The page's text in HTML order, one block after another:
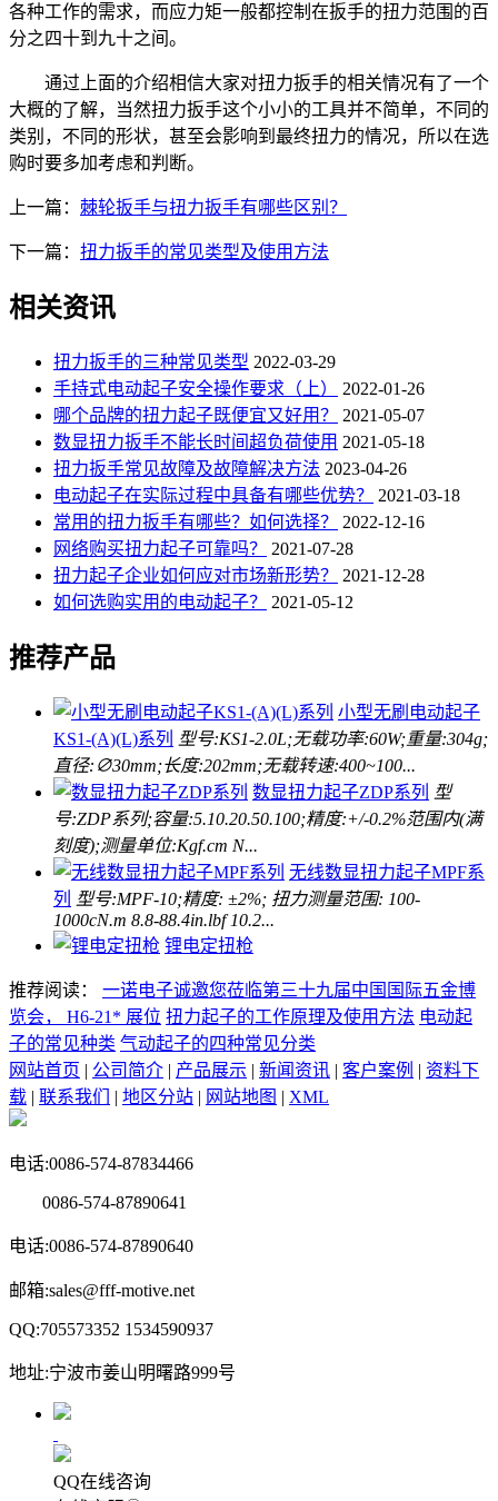
各种工作的需求，而应力矩一般都控制在扳手的扭力范围的百
分之四十到九十之间。
通过上面的介绍相信大家对扭力扳手的相关情况有了一个
大概的了解，当然扭力扳手这个小小的工具并不简单，不同的
类别，不同的形状，甚至会影响到最终扭力的情况，所以在选
购时要多加考虑和判断。
上一篇： 棘轮扳手与扭力扳手有哪些区别？
下一篇： 扭力扳手的常见类型及使用方法
相关资讯
扭力扳手的三种常见类型 2022-03-29
手持式电动起子安全操作要求（上）
2022-01-26
哪个品牌的扭力起子既便宜又好用？
2021-05-07
数显扭力扳手不能长时间超负荷使用 2021-05-18
扭力扳手常见故障及故障解决方法 2023-04-26
电动起子在实际过程中具备有哪些优势？
2021-03-18
常用的扭力扳手有哪些？如何选择？
2022-12-16
网络购买扭力起子可靠吗？
2021-07-28
扭力起子企业如何应对市场新形势？
2021-12-28
如何选购实用的电动起子？
2021-05-12
推荐产品
小型无刷电动起子
KS1-(A)(L)系列 型号:KS1-2.0L;无载功率:60W;重量:304g;
直径:∅30mm;长度:202mm;无载转速:400~100...
数显扭力起子ZDP系列 型
号:ZDP系列;容量:5.10.20.50.100;精度:+/-0.2%范围内(满
刻度);测量单位:Kgf.cm N...
无线数显扭力起子MPF系
列 型号:MPF-10;精度: ±2%; 扭力测量范围: 100-
1000cN.m 8.8-88.4in.lbf 10.2...
锂电定扭枪
推荐阅读： 一诺电子诚邀您莅临第三十九届中国国际五金博
览会， H6-21* 展位 扭力起子的工作原理及使用方法 电动起
子的常见种类 气动起子的四种常见分类
网站首页 | 公司简介 | 产品展示 | 新闻资讯 | 客户案例 | 资料下
载 | 联系我们 | 地区分站 | 网站地图 | XML
电话:0086-574-87834466
0086-574-87890641
电话:0086-574-87890640
邮箱:sales@fff-motive.net
QQ:705573352 1534590937
地址:宁波市姜山明曙路999号
QQ在线咨询